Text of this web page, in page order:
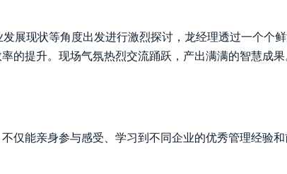
展现状等角度出发进行激烈探讨，龙经理透过一个个
的提升。现场气氛热烈交流踊跃，产出满满的智慧成果
仅能亲身参与感受、学习到不同企业的优秀管理经验